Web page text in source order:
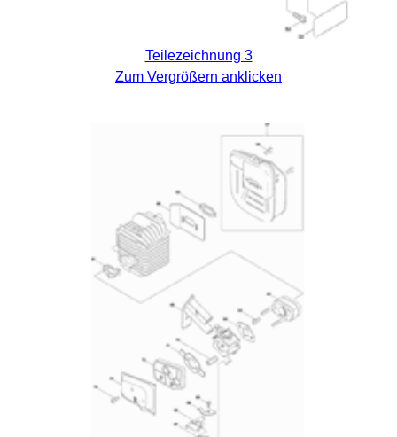
Teilezeichnung 3
Zum Vergrößern anklicken